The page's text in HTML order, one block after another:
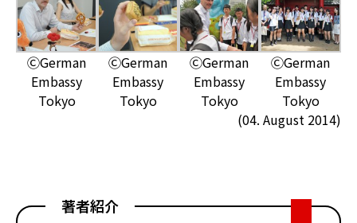
ⒸGerman
Embassy
Tokyo
ⒸGerman
Embassy
Tokyo
ⒸGerman
Embassy
Tokyo
ⒸGerman
Embassy
Tokyo
(04. August 2014)
著者紹介